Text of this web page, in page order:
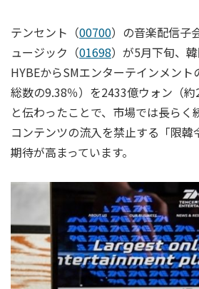
テンセント（00700）の音楽配信子
ュージック（01698）が5月下旬、
HYBEからSMエンターテインメン
総数の9.38％）を2433億ウォン（
と伝わったことで、市場では長らく
コンテンツの流入を禁止する「限韓
期待が高まっています。